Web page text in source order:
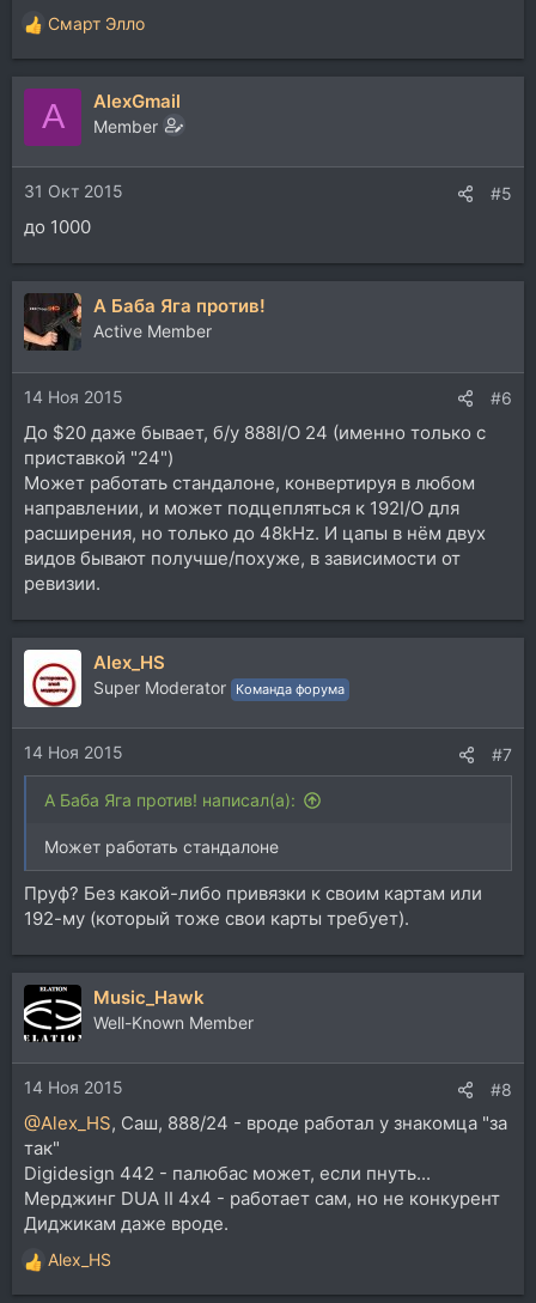
Р
е
а
и
и
:
Смарт Элло
A AlexGmail
Member
31 Окт 2015 #5
до 1000
А Баба Яга против!
Active Member
14 Ноя 2015 #6
До $20 даже бывает, б/у 888I/O 24 (именно только с
приставкой "24")
Может работать стандалоне, конвертируя в любом
направлении, и может подцепляться к 192I/O для
расширения, но только до 48kHz. И цапы в нём двух
видов бывают получше/похуже, в зависимости от
ревизии.
Alex_HS
Super Moderator Команда форума
14 Ноя 2015 #7
А Баба Яга против! написал(а):
Может работать стандалоне
Пруф? Без какой-либо привязки к своим картам или
192-му (который тоже свои карты требует).
Music_Hawk
Well-Known Member
14 Ноя 2015 #8
@Alex_HS, Саш, 888/24 - вроде работал у знакомца "за
так"
Digidesign 442 - палюбас может, если пнуть...
Мерджинг DUA II 4х4 - работает сам, но не конкурент
Диджикам даже вроде.
Р
е
Alex_HS